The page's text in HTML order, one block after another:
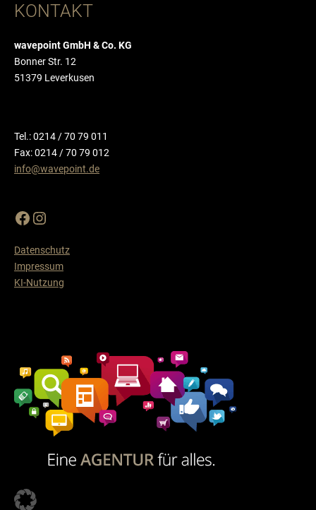
KONTAKT
wavepoint GmbH & Co. KG
Bonner Str. 12
51379 Leverkusen
Tel.: 0214 / 70 79 011
Fax: 0214 / 70 79 012
info@wavepoint.de
Datenschutz
Impressum
KI-Nutzung